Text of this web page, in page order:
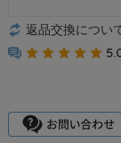
返品交換につい